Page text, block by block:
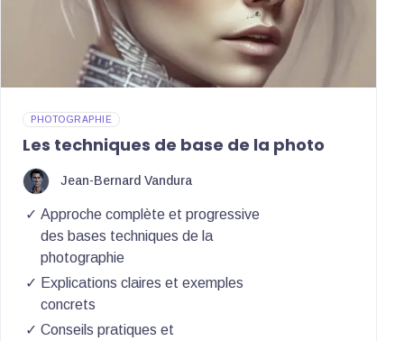
PHOTOGRAPHIE
Les techniques de base de la photo
Jean-Bernard Vandura
Approche complète et progressive
des bases techniques de la
photographie
Explications claires et exemples
concrets
Conseils pratiques et